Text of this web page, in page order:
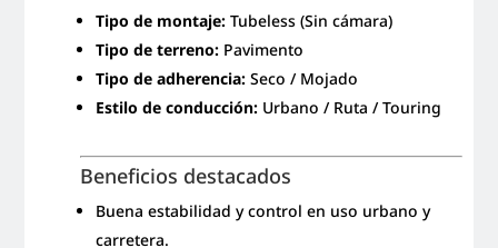
Tipo de montaje: Tubeless (Sin cámara)
Tipo de terreno: Pavimento
Tipo de adherencia: Seco / Mojado
Estilo de conducción: Urbano / Ruta / Touring
Beneficios destacados
Buena estabilidad y control en uso urbano y
carretera.